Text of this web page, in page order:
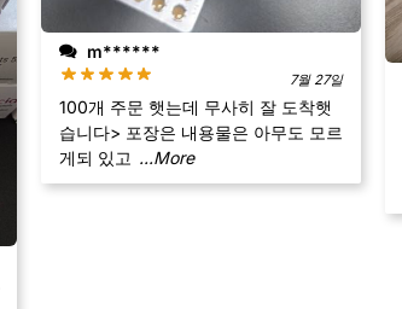
m******
7월 27일
100개 주문 햇는데 무사히 잘 도착햇
습니다> 포장은 내용물은 아무도 모르
게되 있고 ...More